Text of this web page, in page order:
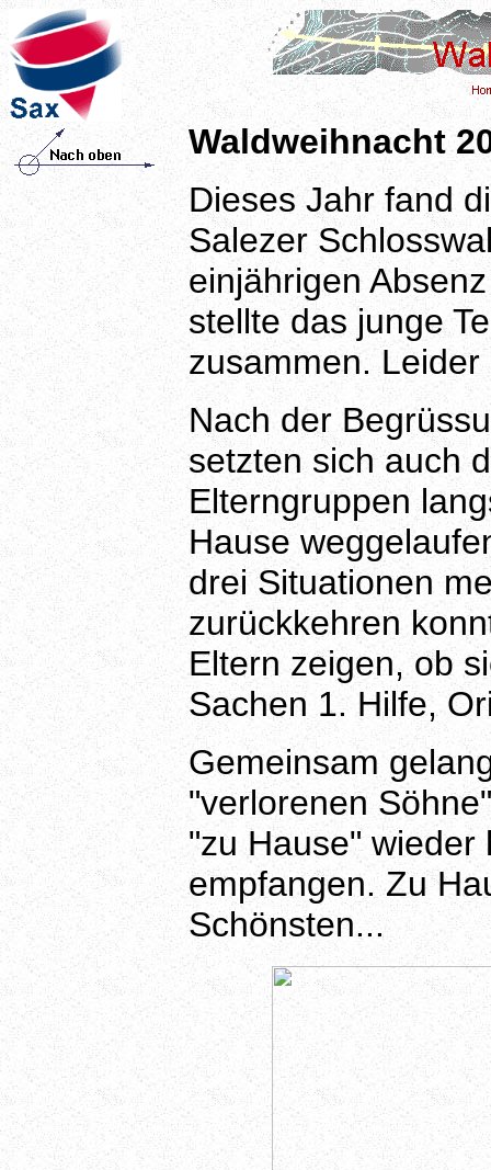
Waldweihnacht
Dieses Jahr fand
Salezer
einjährigen
stellte das junge
zusammen.
Nach der
setzten sich auch
Elterngruppen
Hause
drei Situationen
zurückkehren
Eltern zeigen, ob
Sachen 1. Hilfe,
Gemeinsam
"verlorenen
"zu Hause" wieder
empfangen. Zu
Schönsten...